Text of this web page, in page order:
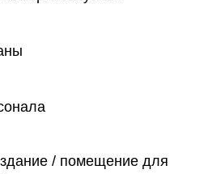
/ помещение для